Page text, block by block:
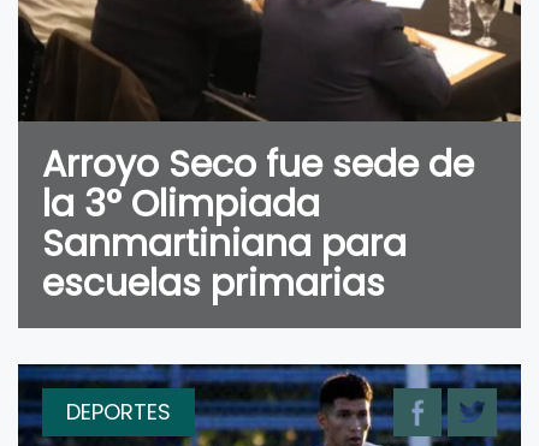
Arroyo Seco fue sede de
la 3° Olimpiada
Sanmartiniana para
escuelas primarias
DEPORTES